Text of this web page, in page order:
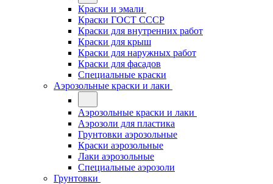
Краски и эмали
Краски ГОСТ СССР
Краски для внутренних работ
Краски для крыш
Краски для наружных работ
Краски для фасадов
Специальные краски
Аэрозольные краски и лаки
Аэрозольные краски и лаки
Аэрозоли для пластика
Грунтовки аэрозольные
Краски аэрозольные
Лаки аэрозольные
Специальные аэрозоли
Грунтовки